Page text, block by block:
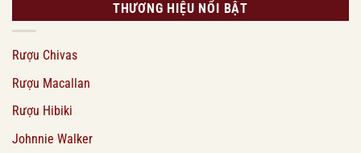
THƯƠNG HIỆU NỔI BẬT
Rượu Chivas
Rượu Macallan
Rượu Hibiki
Johnnie Walker